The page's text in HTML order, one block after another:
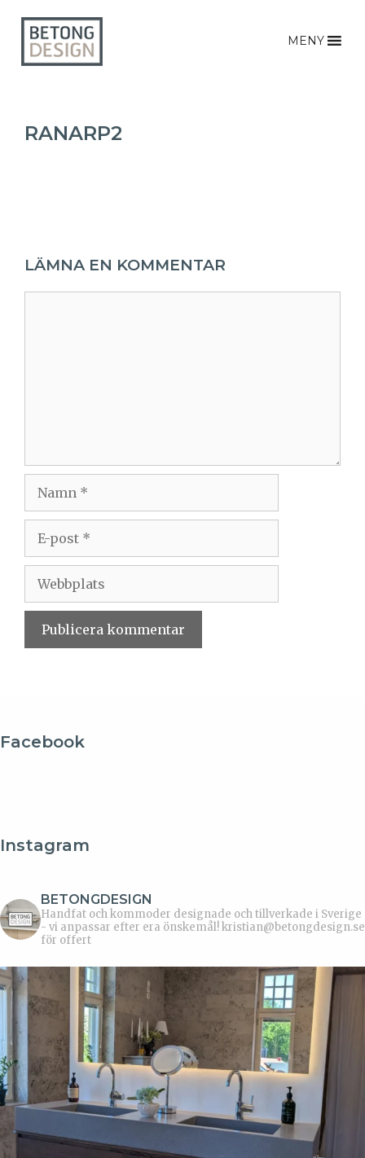
MENY
RANARP2
LÄMNA EN KOMMENTAR
Facebook
Instagram
BETONGDESIGN
Handfat och kommoder designade och tillverkade i Sverige
- vi anpassar efter era önskemål!kristian@betongdesign.se
för offert